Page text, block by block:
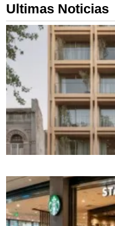
Ultimas Noticias